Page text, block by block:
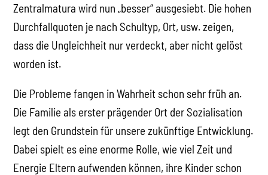
Zentralmatura wird nun „besser“ ausgesiebt. Die hohen
Durchfallquoten je nach Schultyp, Ort, usw. zeigen,
dass die Ungleichheit nur verdeckt, aber nicht gelöst
worden ist.
Die Probleme fangen in Wahrheit schon sehr früh an.
Die Familie als erster prägender Ort der Sozialisation
legt den Grundstein für unsere zukünftige Entwicklung.
Dabei spielt es eine enorme Rolle, wie viel Zeit und
Energie Eltern aufwenden können, ihre Kinder schon